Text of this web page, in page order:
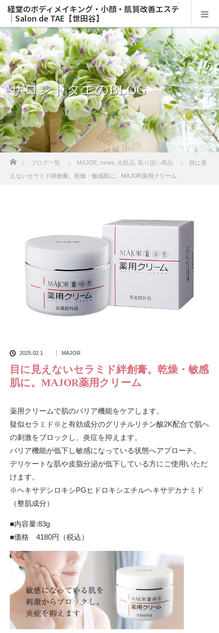
経堂のボディメイキング・小顔・肌質改善エステ
｜Salon de TAE【世田谷】
サロンドタエのBLOG
ブログ一覧 MAJOR, news, 化粧品, 取り扱い商品
目に見
えないセラミド絆創膏。乾燥・敏感肌に。MAJOR薬用クリーム
2025.02.1 MAJOR
目に見えないセラミド絆創膏。乾燥・敏感
肌に。MAJOR薬用クリーム
薬用クリームで肌のバリア機能をケアします。
疑似セラミド※と有効成分のグリチルリチン酸2K配合で肌へ
の刺激をブロックし、炎症を抑えます。
バリア機能が低下し敏感になっている状態へアプローチ。
デリケートな肌や皮脂分泌が低下している方にご使用いただ
けます。
※ヘキサデシロキシPGヒドロキシエチルヘキサデカナミド
（整肌成分）
■内容量:83g
■価格 4180円（税込）